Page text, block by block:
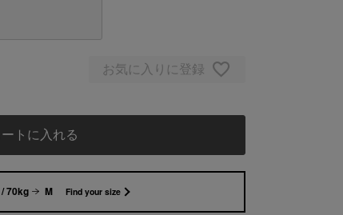
お気に入りに登録
ートに入れる
70kg M Find your size